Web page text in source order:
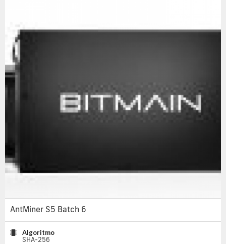
AntMiner S5 Batch 6
Algoritmo
SHA-256